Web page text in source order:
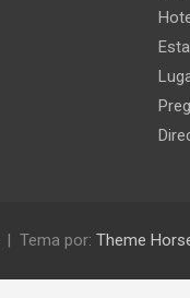
Tema por: Theme